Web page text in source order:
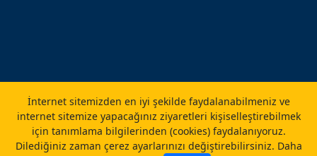
İnternet sitemizden en iyi şekilde faydalanabilmeniz ve
internet sitemize yapacağınız ziyaretleri kişiselleştirebilmek
için tanımlama bilgilerinden (cookies) faydalanıyoruz.
Dilediğiniz zaman çerez ayarlarınızı değiştirebilirsiniz. Daha